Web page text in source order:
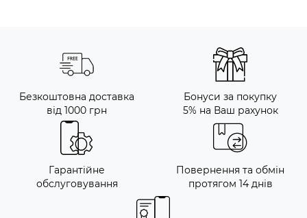
Безкоштовна доставка
від 1000 грн
Бонуси за покупку
5% на Ваш рахунок
Гарантійне
обслуговування
Повернення та обмін
протягом 14 днів